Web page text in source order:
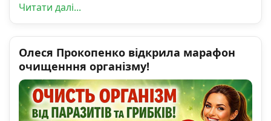
Читати далі...
Олеся Прокопенко відкрила марафон
очищенння організму!